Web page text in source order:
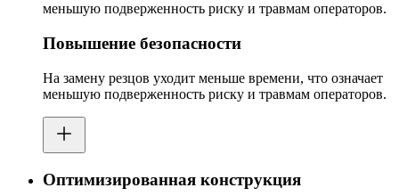
меньшую подверженность риску и травмам операторов.
Повышение безопасности
На замену резцов уходит меньше времени, что означает
меньшую подверженность риску и травмам операторов.
Оптимизированная конструкция